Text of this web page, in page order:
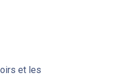
et les